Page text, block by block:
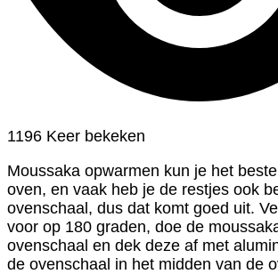
1196 Keer bekeken
Moussaka opwarmen kun je het
oven, en vaak heb je de restjes ook
ovenschaal, dus dat komt goed uit.
voor op 180 graden, doe de
ovenschaal en dek deze af met
de ovenschaal in het midden van de